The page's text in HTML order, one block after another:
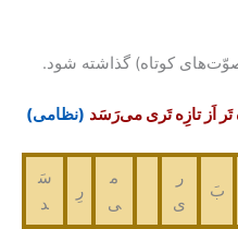
تَری می‌رَسَد (نظامی)
ی
سَ